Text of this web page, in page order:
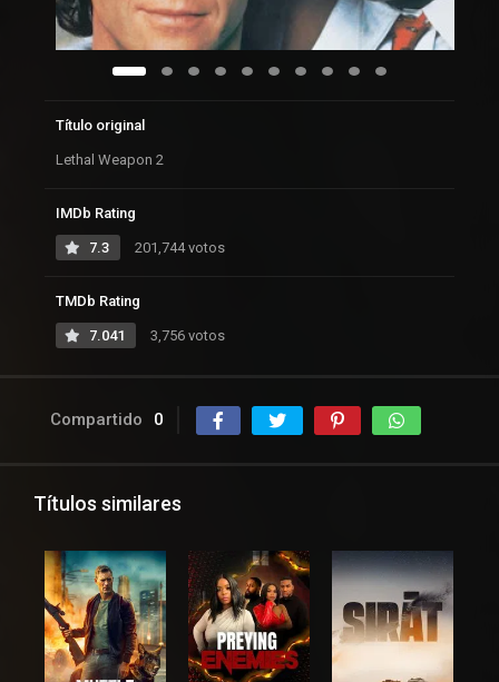
Título original
Lethal Weapon 2
IMDb Rating
7.3 201,744 votos
TMDb Rating
7.041 3,756 votos
Compartido 0
Títulos similares